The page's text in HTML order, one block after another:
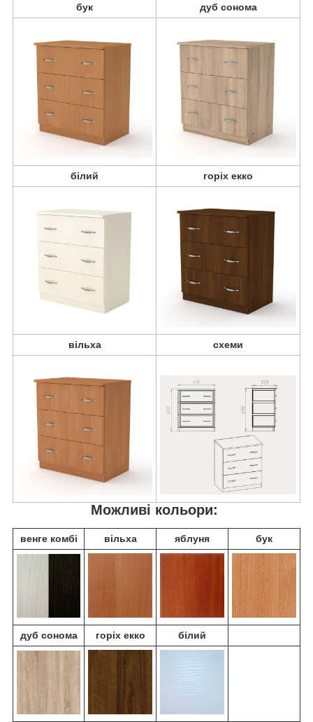
бук дуб сонома
білий горіх екко
вільха схеми
Можливі кольори:
венге комбі вільха яблуня бук
дуб сонома горіх екко білий